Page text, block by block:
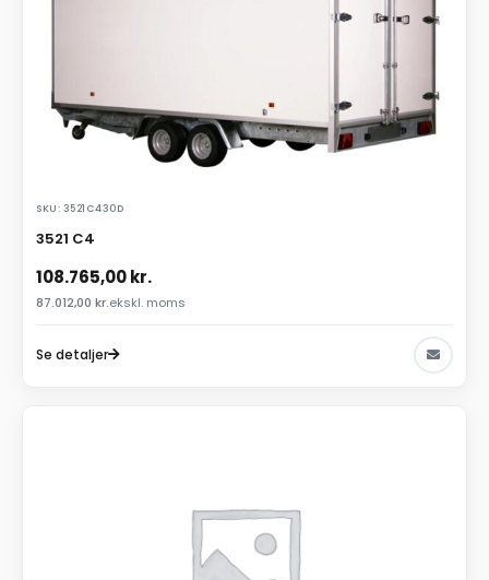
SKU: 3521C430D
3521 C4
108.765,00kr.
87.012,00 kr.ekskl. moms
Se detaljer